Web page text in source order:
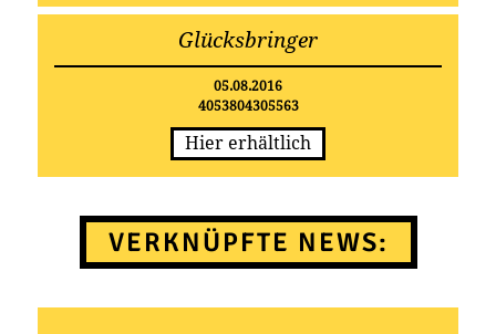
Geheimtipp mehr. Jetzt legen Verena &
Nadine nach und veröffentlichen 15
brandaktuelle Songs auf einem neuen
Longplayer: „Glücksbringer“ erscheint am
Glücksbringer
05.08.2016
4053804305563
Hier erhältlich
VERKNÜPFTE NEWS: